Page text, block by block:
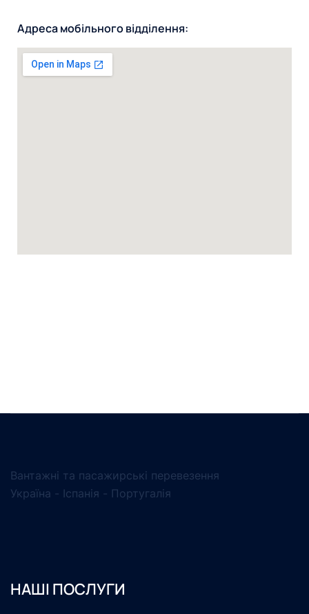
Адреса мобільного відділення:
Вантажні та пасажирські перевезення
Україна - Іспанія - Португалія
НАШІ ПОСЛУГИ